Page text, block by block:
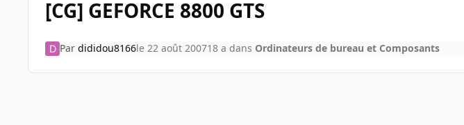
[CG] GEFORCE 8800 GTS
Par dididou8166le 22 août 200718 a dans Ordinateurs de bureau et Composants